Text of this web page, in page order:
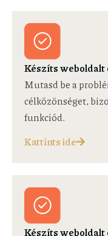
Készíts
Mutasd be a
célközönséget,
funkciód.
Kattints ide
Készíts